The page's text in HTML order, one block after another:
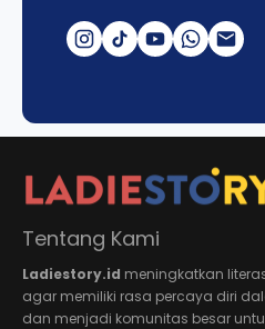
Tentang Kami
Ladiestory.id meningkatkan
agar memiliki rasa percaya diri
dan menjadi komunitas besar